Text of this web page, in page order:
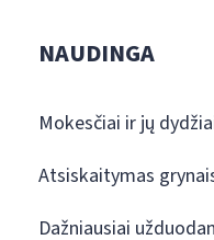
NAUDINGA
Mokesčiai ir jų
Atsiskaitymas
Dažniausiai